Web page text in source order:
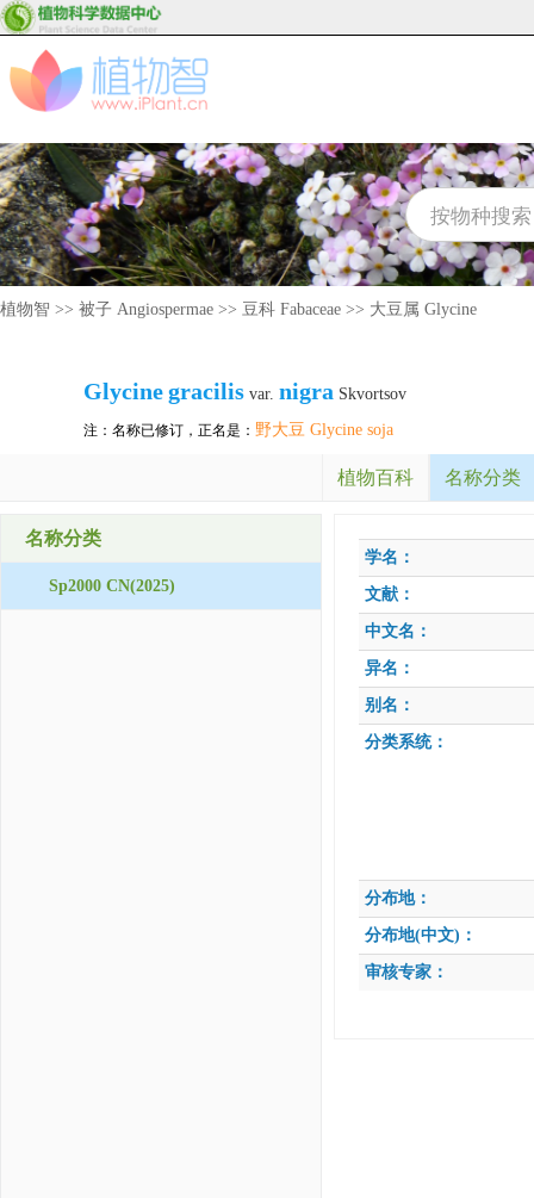
植物智 >> 被子 Angiospermae >> 豆科 Fabaceae >> 大豆属 Glycine
Glycinegracilis var. nigra Skvortsov
注：名称已修订，正名是： 野大豆 Glycine soja
植物百科 名称分类
名称分类
Sp2000 CN(2025)
学名：
文献：
中文名：
异名：
别名：
分类系统：
分布地：
分布地(中文)：
审核专家：